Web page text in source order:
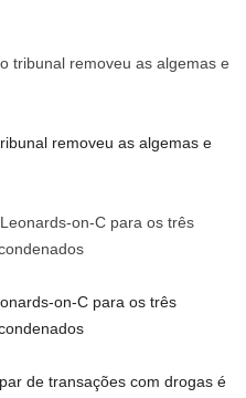
removeu as algemas e
on-C para os três
de transações com drogas é